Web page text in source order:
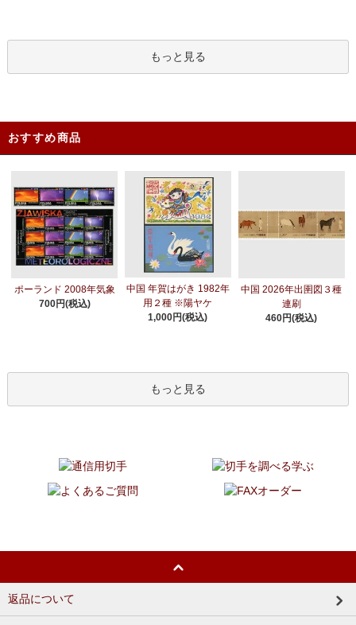
もっと見る
おすすめ商品
ポーランド 2008年気象
700円(税込)
中国 年賀はがき 1982年
用２種 ※陽ヤケ
1,000円(税込)
中国 2026年出圉図３種
連刷
460円(税込)
もっと見る
返品について